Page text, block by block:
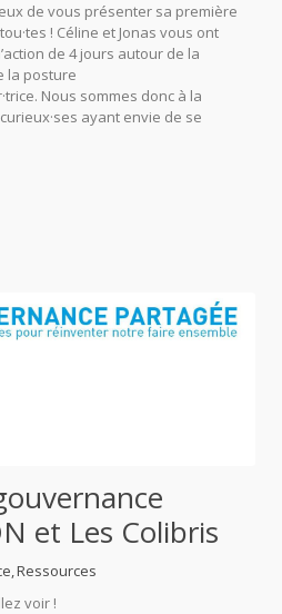
de vous présenter sa première
! Céline et Jonas vous ont
de 4 jours autour de la
la posture
Nous sommes donc à la
ayant envie de se
et Les Colibris
Ressources
voir !